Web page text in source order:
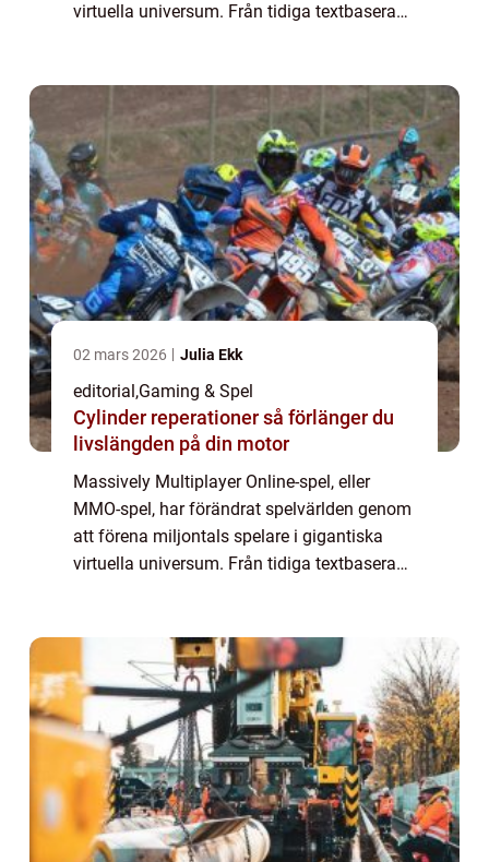
virtuella universum. Från tidiga textbaserade
02 mars 2026 Julia Ekk
editorial ,Gaming & Spel
Cylinder reperationer så förlänger du
livslängden på din motor
Massively Multiplayer Online-spel, eller
MMO-spel, har förändrat spelvärlden genom
att förena miljontals spelare i gigantiska
virtuella universum. Från tidiga textbaserade